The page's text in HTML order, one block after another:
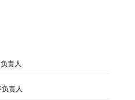
责人
责人